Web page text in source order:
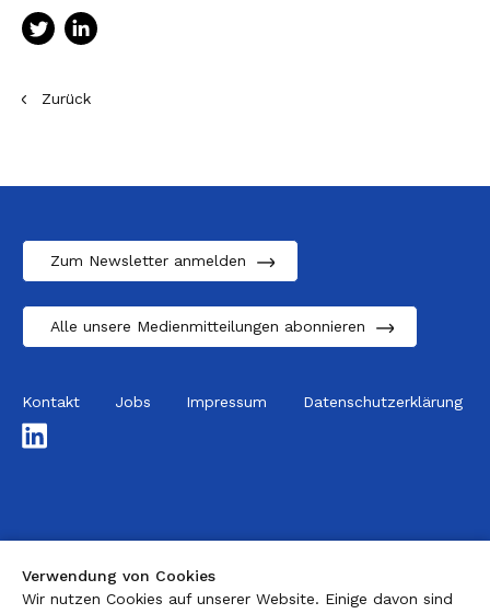
Zurück
Zum Newsletter anmelden
Alle unsere Medienmitteilungen abonnieren
Kontakt Jobs Impressum
Datenschutzerklärung
Verwendung von Cookies
Wir nutzen Cookies auf unserer Website. Einige davon sind